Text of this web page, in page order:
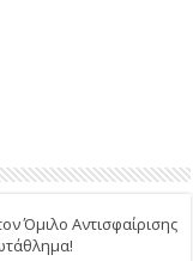
Όμιλο Αντισφαίρισης